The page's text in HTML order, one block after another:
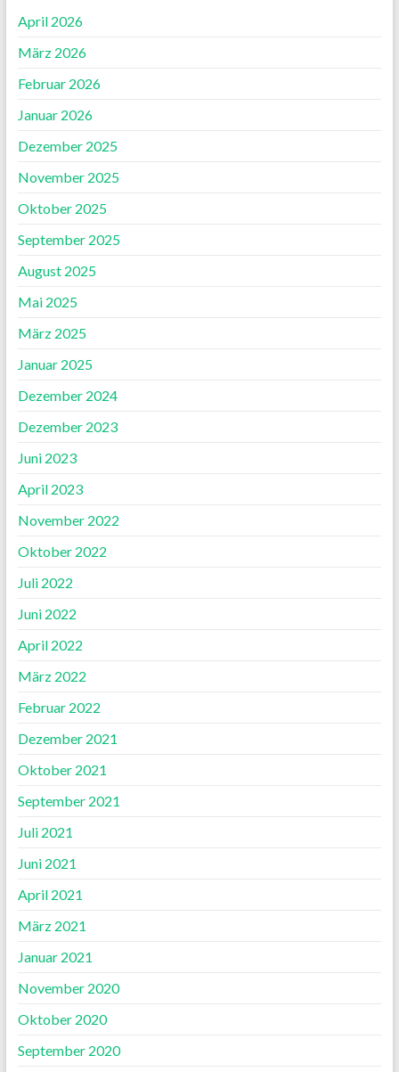
April 2026
März 2026
Februar 2026
Januar 2026
Dezember 2025
November 2025
Oktober 2025
September 2025
August 2025
Mai 2025
März 2025
Januar 2025
Dezember 2024
Dezember 2023
Juni 2023
April 2023
November 2022
Oktober 2022
Juli 2022
Juni 2022
April 2022
März 2022
Februar 2022
Dezember 2021
Oktober 2021
September 2021
Juli 2021
Juni 2021
April 2021
März 2021
Januar 2021
November 2020
Oktober 2020
September 2020